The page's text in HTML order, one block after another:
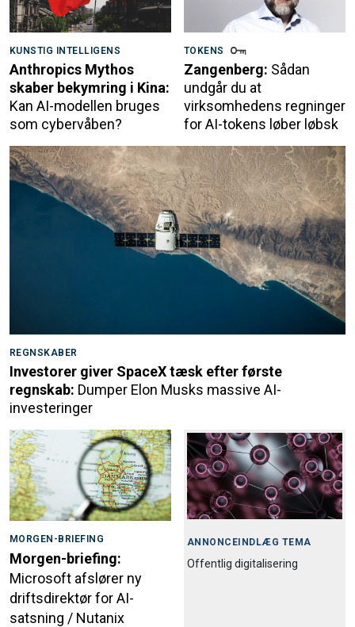
KUNSTIG INTELLIGENS
Anthropics Mythos
skaber bekymring i Kina:
Kan AI-modellen bruges
som cybervåben?
TOKENS
Zangenberg: Sådan
undgår du at
virksomhedens regninger
for AI-tokens løber løbsk
REGNSKABER
Investorer giver SpaceX tæsk efter første
regnskab: Dumper Elon Musks massive AI-
investeringer
MORGEN-BRIEFING
Morgen-briefing:
Microsoft afslører ny
driftsdirektør for AI-
satsning / Nutanix
ANNONCEINDLÆG TEMA
Offentlig digitalisering